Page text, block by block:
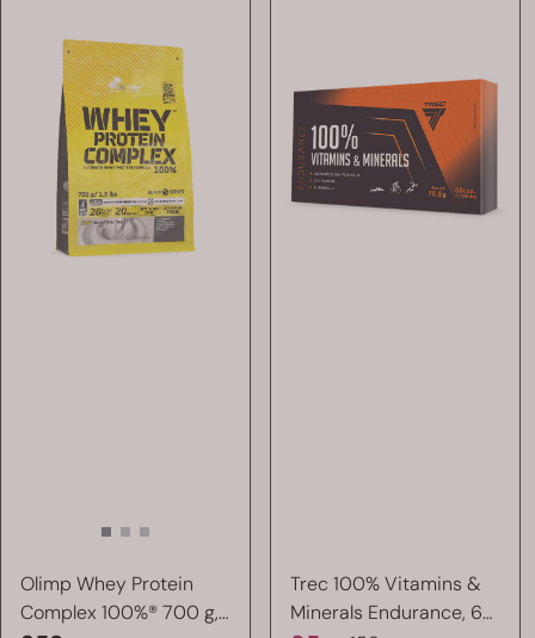
Olimp Whey Protein
Complex 100%® 700 g,
Trec 100% Vitamins &
Minerals Endurance, 60